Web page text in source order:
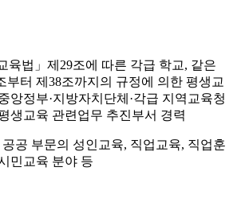
육법 」 제 29조에 따른 각급 학교, 같은
부터 제 38조까지의 규정에 의한 평생교
앙정부·지방자치단체 ·각급 지역교육청
생교육 관련업무 추진부서 경력
공공 부문의 성인교육, 직업교육, 직업훈
민교육 분야 등